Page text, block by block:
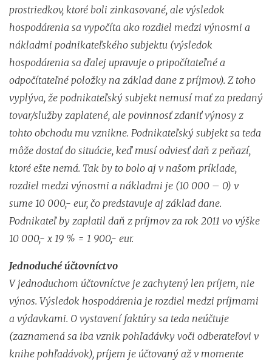
prostriedkov, ktoré boli zinkasované, ale výsledok
hospodárenia sa vypočíta ako rozdiel medzi výnosmi a
nákladmi podnikateľského subjektu (výsledok
hospodárenia sa ďalej upravuje o pripočítateľné a
odpočítateľné položky na základ dane z príjmov). Z toho
vyplýva, že podnikateľský subjekt nemusí mať za predaný
tovar/služby zaplatené, ale povinnosť zdaniť výnosy z
tohto obchodu mu vznikne. Podnikateľský subjekt sa teda
môže dostať do situácie, keď musí odviesť daň z peňazí,
ktoré ešte nemá. Tak by to bolo aj v našom príklade,
rozdiel medzi výnosmi a nákladmi je (10 000 – 0) v
sume 10 000,- eur, čo predstavuje aj základ dane.
Podnikateľ by zaplatil daň z príjmov za rok 2011 vo výške
10 000,- x 19 % = 1 900,- eur.
Jednoduché účtovníctvo
V jednoduchom účtovníctve je zachytený len príjem, nie
výnos. Výsledok hospodárenia je rozdiel medzi príjmami
a výdavkami. O vystavení faktúry sa teda neúčtuje
(zaznamená sa iba vznik pohľadávky voči odberateľovi v
knihe pohľadávok), príjem je účtovaný až v momente